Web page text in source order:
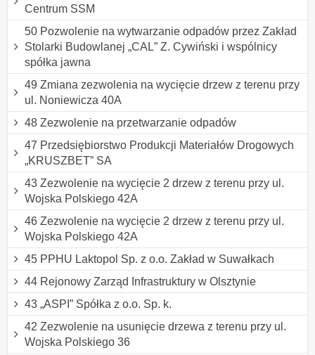
Centrum SSM
50 Pozwolenie na wytwarzanie odpadów przez Zakład
Stolarki Budowlanej „CAL” Z. Cywiński i wspólnicy
spółka jawna
49 Zmiana zezwolenia na wycięcie drzew z terenu przy
ul. Noniewicza 40A
48 Zezwolenie na przetwarzanie odpadów
47 Przedsiębiorstwo Produkcji Materiałów Drogowych
„KRUSZBET” SA
43 Zezwolenie na wycięcie 2 drzew z terenu przy ul.
Wojska Polskiego 42A
46 Zezwolenie na wycięcie 2 drzew z terenu przy ul.
Wojska Polskiego 42A
45 PPHU Laktopol Sp. z o.o. Zakład w Suwałkach
44 Rejonowy Zarząd Infrastruktury w Olsztynie
43 „ASPI” Spółka z o.o. Sp. k.
42 Zezwolenie na usunięcie drzewa z terenu przy ul.
Wojska Polskiego 36